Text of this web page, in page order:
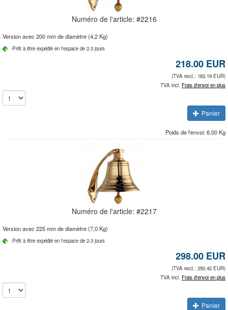
Numéro de l'article: #2216
Version avec 200 mm de diamètre (4,2 Kg)
Prêt à être expédié en l'espace de 2-3 jours
218.00 EUR
(TVA excl.: 183.19 EUR)
TVA incl. Frais d'envoi en plus
Panier
Poids de l'envoi: 6.00 Kg
Numéro de l'article: #2217
Version avec 225 mm de diamètre (7,0 Kg)
Prêt à être expédié en l'espace de 2-3 jours
298.00 EUR
(TVA excl.: 250.42 EUR)
TVA incl. Frais d'envoi en plus
Panier